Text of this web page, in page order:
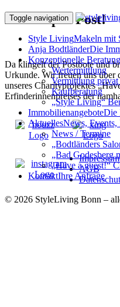
Toggle navigation
Style LivingMakeln mit
Anja BodtländerDie
Konzeptionelle Beratung
Wertermittlung
Vermittlung
Kaufberatung
„Style Living“
ImmobilienangeboteDie
AktuellesNews,
News / Termine
„Bodtländers
„Bad Godesberg
„Have a guest!“
KontaktIhre Anfrage
Freude per Post!
Da klingelt der Postbote und
Urkunde. Wir freuen uns über
unseres Charityprojektes
Erfinderinnenpreises der
AGB
© 2026 StyleLiving Bonn –